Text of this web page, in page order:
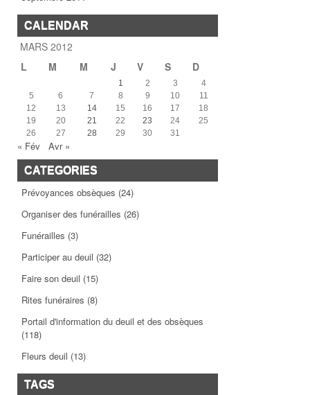
CALENDAR
MARS 2012
L
M M J V S D
1 2 3
4
5
6 7 8 9 10
11
12
13 14 15 16 17
18
19
20 21 22 23 24
25
26
27 28 29 30 31
« Fév Avr »
CATEGORIES
Prévoyances obsèques (24)
Organiser des funérailles (26)
Funérailles (3)
Participer au deuil (32)
Faire son deuil (15)
Rites funéraires (8)
Portail d'information du deuil et des obsèques
(118)
Fleurs deuil (13)
TAGS